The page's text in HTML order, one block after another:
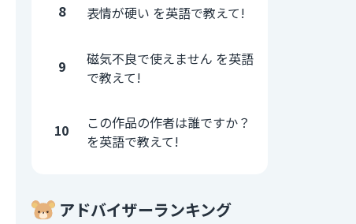
8 表情が硬い を英語で教えて!
9
磁気不良で使えません を英語
で教えて!
10
この作品の作者は誰ですか？
を英語で教えて!
アドバイザーランキング